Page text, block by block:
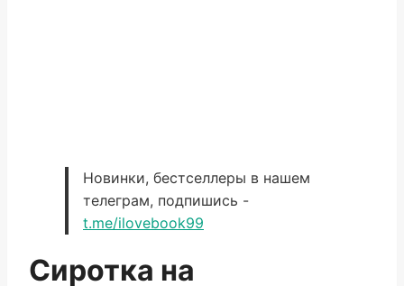
Новинки, бестселлеры в нашем
телеграм, подпишись -
t.me/ilovebook99
Сиротка на